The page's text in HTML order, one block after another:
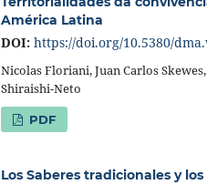
América Latina
DOI: https://doi.org/10.5380/
Nicolas Floriani, Juan Carlos
Shiraishi-Neto
PDF
Los Saberes tradicionales y